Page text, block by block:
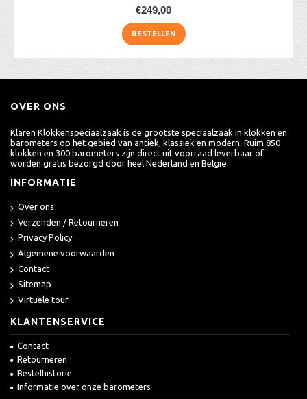
€249,00
BESTELLEN
OVER ONS
Klaren Klokkenspeciaalzaak is de grootste speciaalzaak in klokken en
barometers op het gebied van antiek, klassiek en modern. Ruim 850
klokken en 300 barometers zijn direct uit voorraad leverbaar of
worden gratis bezorgd door heel Nederland en België.
INFORMATIE
Over ons
Verzenden / Retourneren
Privacy Policy
Algemene voorwaarden
Contact
Sitemap
Virtuele tour
KLANTENSERVICE
Contact
Retourneren
Bestelhistorie
Informatie over onze barometers